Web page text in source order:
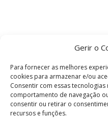
Gerir o
Para fornecer as melhores
cookies para armazenar e/ou
Consentir com essas
comportamento de navegação
consentir ou retirar o
recursos e funções.